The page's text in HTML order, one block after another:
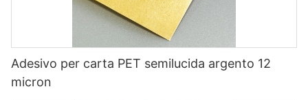
Adesivo per carta PET semilucida argento 12
micron